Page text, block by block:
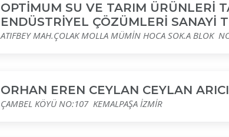
OPTİMUM SU VE TARIM ÜRÜNLERİ
ENDÜSTRİYEL ÇÖZÜMLERİ SANAYİ
ATIFBEY MAH.ÇOLAK MOLLA MÜMİN HOCA SOK.A BLOK
ORHAN EREN CEYLAN CEYLAN
ÇAMBEL KÖYÜ NO:107 KEMALPAŞA İZMİR